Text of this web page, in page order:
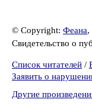
© Copyright: Феана,
Свидетельство о
Список читателей /
Заявить о
Другие